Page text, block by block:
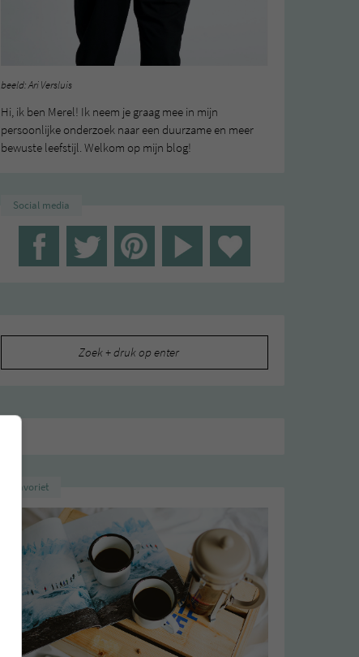
beeld: Ari Versluis
Hi, ik ben Merel! Ik neem je graag mee in mijn
persoonlijke onderzoek naar een duurzame en meer
bewuste leefstijl. Welkom op mijn blog!
Social media
Favoriet